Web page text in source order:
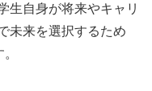
生自身が将来やキャリ
未来を選択するため